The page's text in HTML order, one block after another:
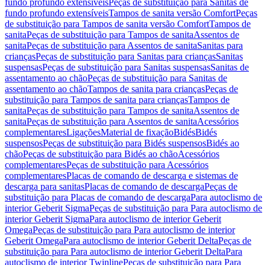
fundo profundo extensíveisPeças de substituição para Sanitas de
fundo profundo extensíveisTampos de sanita versão ComfortPeças
de substituição para Tampos de sanita versão ComfortTampos de
sanitaPeças de substituição para Tampos de sanitaAssentos de
sanitaPeças de substituição para Assentos de sanitaSanitas para
criançasPeças de substituição para Sanitas para criançasSanitas
suspensasPeças de substituição para Sanitas suspensasSanitas de
assentamento ao chãoPeças de substituição para Sanitas de
assentamento ao chãoTampos de sanita para criançasPeças de
substituição para Tampos de sanita para criançasTampos de
sanitaPeças de substituição para Tampos de sanitaAssentos de
sanitaPeças de substituição para Assentos de sanitaAcessórios
complementaresLigaçõesMaterial de fixaçãoBidésBidés
suspensosPeças de substituição para Bidés suspensosBidés ao
chãoPeças de substituição para Bidés ao chãoAcessórios
complementaresPeças de substituição para Acessórios
complementaresPlacas de comando de descarga e sistemas de
descarga para sanitasPlacas de comando de descargaPeças de
substituição para Placas de comando de descargaPara autoclismo de
interior Geberit SigmaPeças de substituição para Para autoclismo de
interior Geberit SigmaPara autoclismo de interior Geberit
OmegaPeças de substituição para Para autoclismo de interior
Geberit OmegaPara autoclismo de interior Geberit DeltaPeças de
substituição para Para autoclismo de interior Geberit DeltaPara
autoclismo de interior TwinlinePeças de substituição para Para